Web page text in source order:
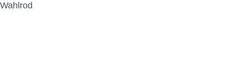
Wahlrod